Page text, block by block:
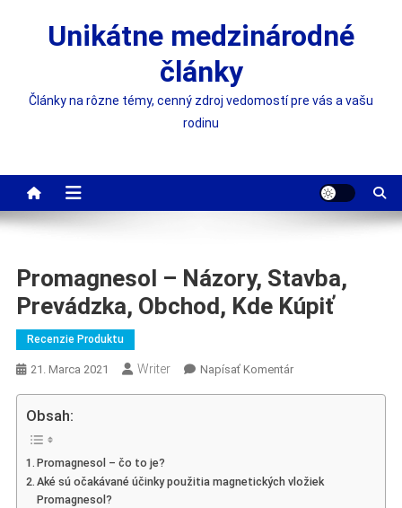
Unikátne medzinárodné
články
Články na rôzne témy, cenný zdroj vedomostí pre vás a vašu
rodinu
Promagnesol – Názory, Stavba,
Prevádzka, Obchod, Kde Kúpiť
Recenzie Produktu
21. Marca 2021 Writer Napísať KomentárOn
Obsah:
Promagnesol – čo to je?
Aké sú očakávané účinky použitia magnetických vložiek
Promagnesol?